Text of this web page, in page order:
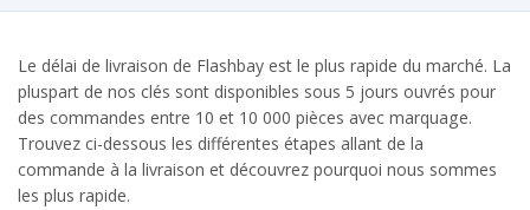
Le délai de livraison de Flashbay est le plus rapide du marché. La
pluspart de nos clés sont disponibles sous 5 jours ouvrés pour
des commandes entre 10 et 10 000 pièces avec marquage.
Trouvez ci-dessous les différentes étapes allant de la
commande à la livraison et découvrez pourquoi nous sommes
les plus rapide.